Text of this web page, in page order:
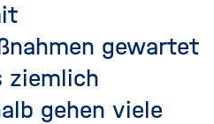
gewartet
ziemlich
gehen viele